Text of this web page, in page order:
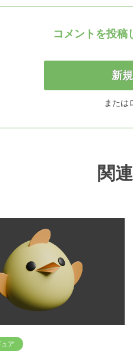
コメントを投稿
新
または
関
ア